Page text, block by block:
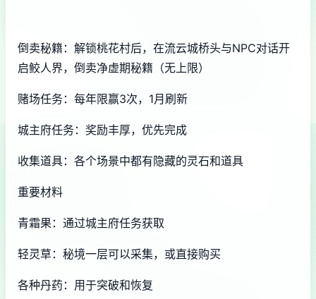
倒卖秘籍：解锁桃花村后，在流云城桥头与NPC对话开
启鲛人界，倒卖净虚期秘籍（无上限）
赌场任务：每年限赢3次，1月刷新
城主府任务：奖励丰厚，优先完成
收集道具：各个场景中都有隐藏的灵石和道具
重要材料
青霜果：通过城主府任务获取
轻灵草：秘境一层可以采集，或直接购买
各种丹药：用于突破和恢复